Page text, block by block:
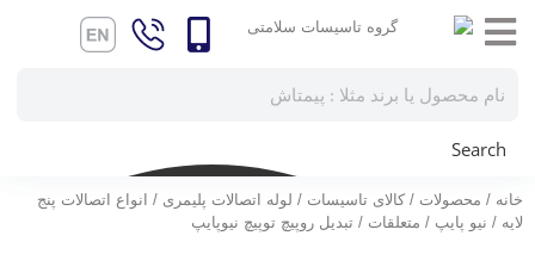
Search
خانه / محصولات / کالای تاسیسات / لوله اتصالات پلیمری / انواع اتصالات پنج
لایه / نیو پایپ / متعلقات / تبدیل روپیچ توپیچ نیوپایپ